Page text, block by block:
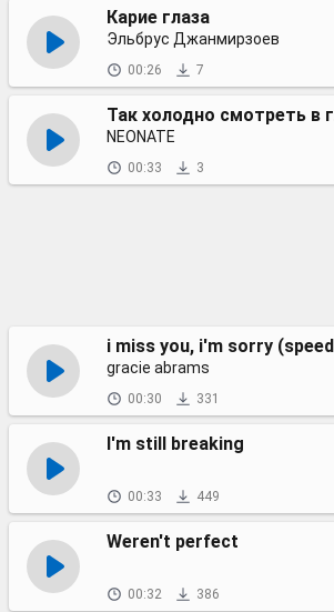
Карие глаза
Эльбрус Джанмирзоев
00:26 7
Так холодно смотреть в
NEONATE
00:33 3
gracie abrams
00:30 331
I'm still breaking
00:33 449
Weren't perfect
00:32 386